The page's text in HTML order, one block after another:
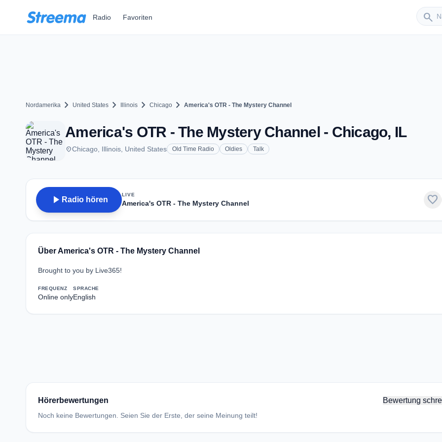
Radio Favoriten search
Nordamerika chevron_right United States chevron_right Illinois chevron_right Chicago chevron_right America's OTR - The Mystery Channel
America's OTR - The Mystery Channel - Chicago, IL
placeChicago, Illinois, United States Old Time Radio Oldies Talk
play_arrow Radio hören
LIVE
America's OTR - The Mystery Channel favorite
Über America's OTR - The Mystery Channel
Brought to you by Live365!
FREQUENZ
Online only
SPRACHE
English
Hörerbewertungen Bewertung
Noch keine Bewertungen. Seien Sie der Erste, der seine Meinung teilt!